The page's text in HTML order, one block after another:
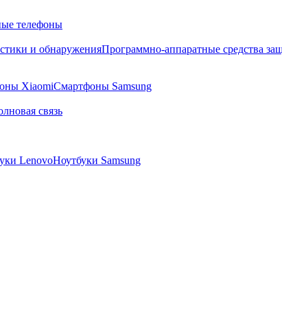
телефоны
и обнаруженияПрограммно-аппаратные средства
XiaomiСмартфоны Samsung
связь
LenovoНоутбуки Samsung